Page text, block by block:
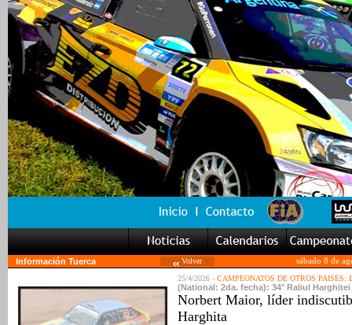
Información Tuerca Volver
sábado 8 de
25/4/2026 - CAMPEONATOS DE OTROS PAISES:
(National: 2da. fecha): 34° Raliul Harghitei
Norbert Maior, líder
Harghita